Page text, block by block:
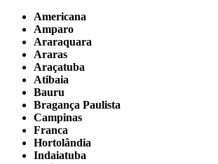
Americana
Amparo
Araraquara
Araras
Araçatuba
Atibaia
Bauru
Bragança Paulista
Campinas
Franca
Hortolândia
Indaiatuba